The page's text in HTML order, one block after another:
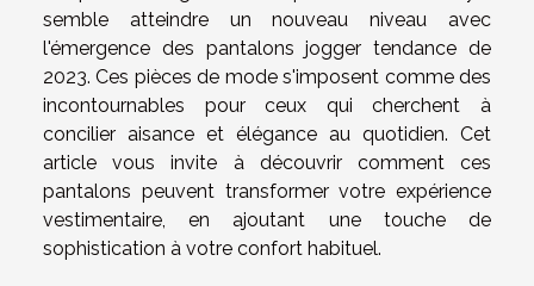
semble atteindre un nouveau niveau avec
l'émergence des pantalons jogger tendance de
2023. Ces pièces de mode s'imposent comme des
incontournables pour ceux qui cherchent à
concilier aisance et élégance au quotidien. Cet
article vous invite à découvrir comment ces
pantalons peuvent transformer votre expérience
vestimentaire, en ajoutant une touche de
sophistication à votre confort habituel.